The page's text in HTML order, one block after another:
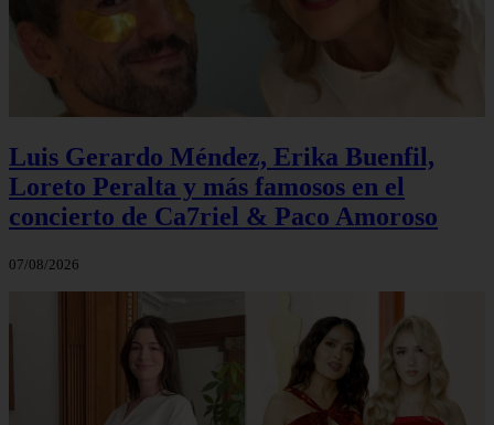
Luis Gerardo Méndez, Erika Buenfil,
Loreto Peralta y más famosos en el
concierto de Ca7riel & Paco Amoroso
07/08/2026